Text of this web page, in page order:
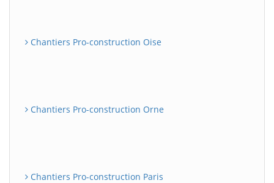
Chantiers Pro-construction Oise
Chantiers Pro-construction Orne
Chantiers Pro-construction Paris